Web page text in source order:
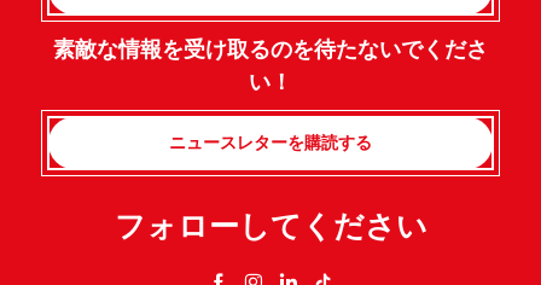
素敵な情報を受け取るのを待たないでくださ
い！
ニュースレターを購読する
フォローしてください